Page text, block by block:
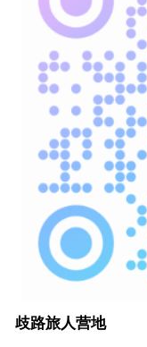
歧路旅人营地